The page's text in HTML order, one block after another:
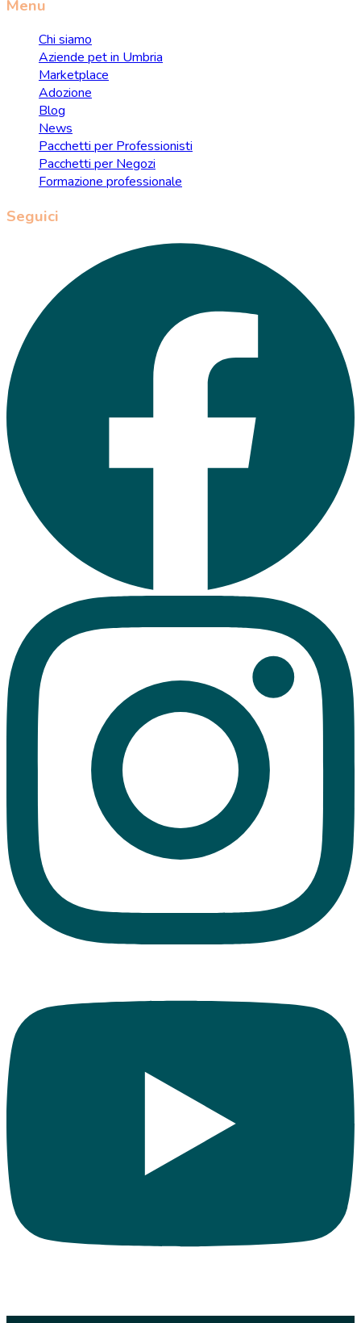
Menu
Chi siamo
Aziende pet in Umbria
Marketplace
Adozione
Blog
News
Pacchetti per Professionisti
Pacchetti per Negozi
Formazione professionale
Seguici